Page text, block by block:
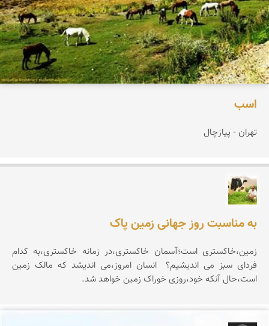
اسب
تهران - پیازچال
به مناسبت روز جهانی زمین پاک
زمین،خاکستری است؛آسمان خاکستری،در زمانه خاکستری،به کدام
فردای سبز می اندیشیم؟ انسان امروز،می اندیشد که مالک زمین
است،حال آنکه خود،روزی خوراک زمین خواهد شد.